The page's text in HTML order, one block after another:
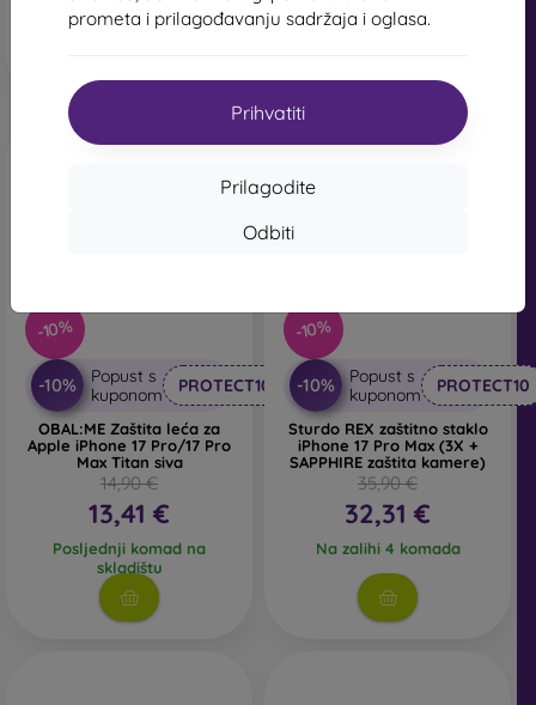
prometa i prilagođavanju sadržaja i oglasa.
Prihvatiti
Prilagodite
Odbiti
Na zalihi > 5 komada Na zalihi > 5 komada
-10%
-10%
Popust s
kuponom
PROTECT10
OBAL:ME Zaštita leća za
Apple iPhone 17 Pro/17 Pro
Max Titan siva
14,90 €
13,41 €
Posljednji komad na
skladištu
-10%
-10%
Popust s
kuponom
PROTECT10
Sturdo REX zaštitno staklo
iPhone 17 Pro Max (3X +
SAPPHIRE zaštita kamere)
35,90 €
32,31 €
Na zalihi 4 komada